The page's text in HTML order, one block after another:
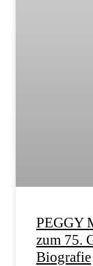
PEGGY
zum 75.
Biografie